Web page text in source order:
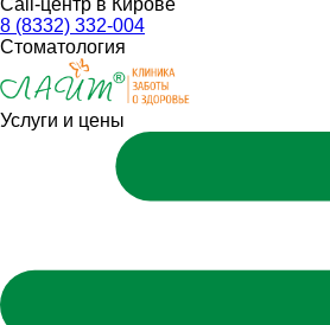
Call-центр в Кирове
8 (8332) 332-004
Стоматология
Услуги и цены